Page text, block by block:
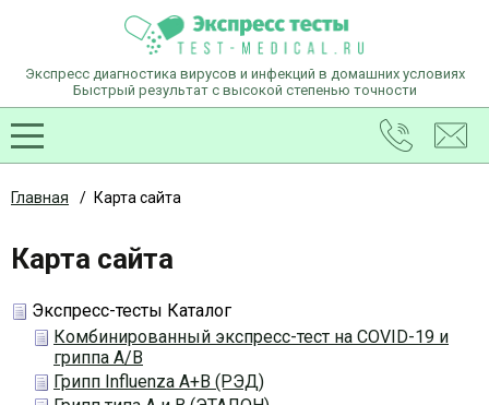
Экспресс диагностика вирусов и инфекций в домашних условиях
Быстрый результат с высокой степенью точности
Главная / Карта сайта
Карта сайта
Экспресс-тесты Каталог
Комбинированный экспресс-тест на COVID-19 и
гриппа А/В
Грипп Influenza A+B (РЭД)